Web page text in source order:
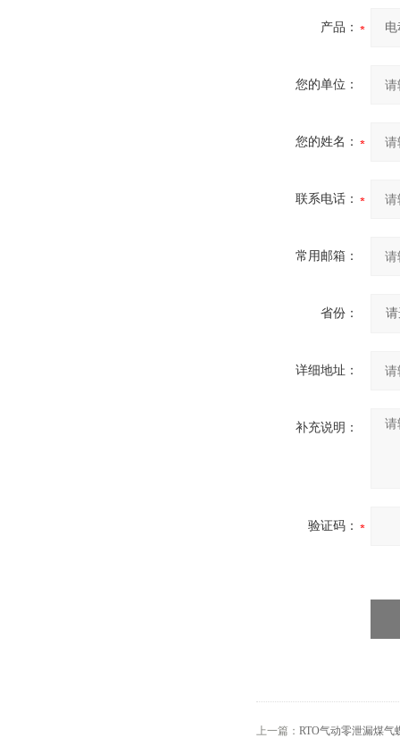
产品：
您的单位：
您的姓名：
联系电话：
常用邮箱：
省份：
详细地址：
补充说明：
验证码：
上一篇： RTO气动零泄漏煤气